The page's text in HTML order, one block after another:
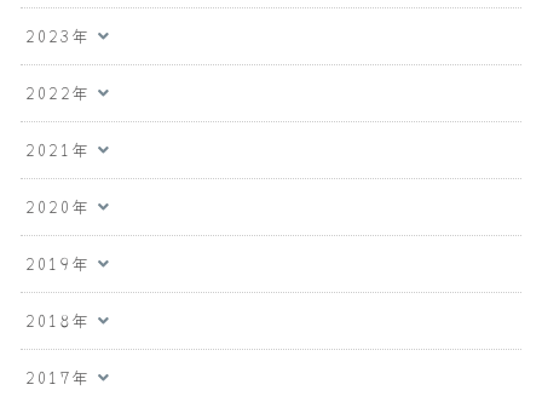
2023年
2022年
2021年
2020年
2019年
2018年
2017年